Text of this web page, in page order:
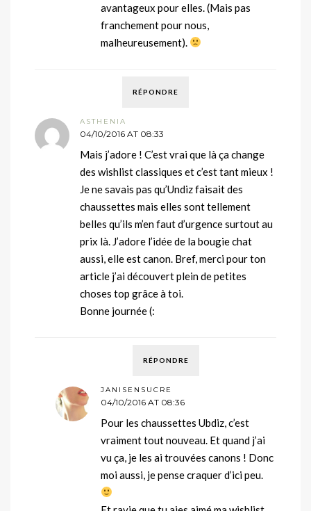
avantageux pour elles. (Mais pas
franchement pour nous,
malheureusement).
RÉPONDRE
ASTHENIA
04/10/2016 AT 08:33
Mais j’adore ! C’est vrai que là ça change
des wishlist classiques et c’est tant mieux !
Je ne savais pas qu’Undiz faisait des
chaussettes mais elles sont tellement
belles qu’ils m’en faut d’urgence surtout au
prix là. J’adore l’idée de la bougie chat
aussi, elle est canon. Bref, merci pour ton
article j’ai découvert plein de petites
choses top grâce à toi.
Bonne journée (:
RÉPONDRE
JANISENSUCRE
04/10/2016 AT 08:36
Pour les chaussettes Ubdiz, c’est
vraiment tout nouveau. Et quand j’ai
vu ça, je les ai trouvées canons ! Donc
moi aussi, je pense craquer d’ici peu.